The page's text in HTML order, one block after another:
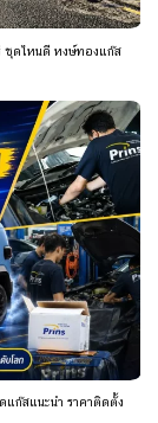
ชุดไหนดี หงษ์ทองแก๊ส
ก๊สแนะนำ ราคาติดตั้ง